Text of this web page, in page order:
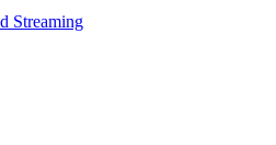
Streaming